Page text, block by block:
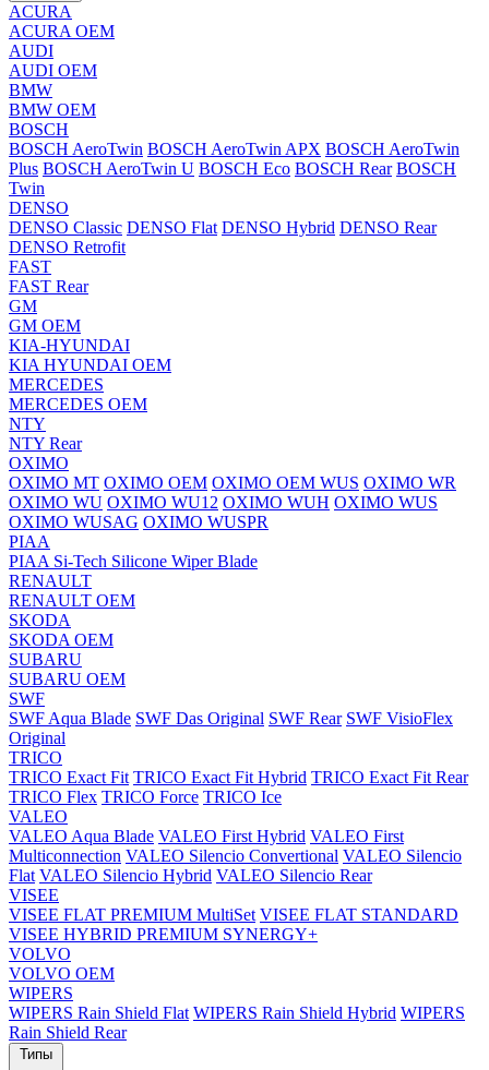
ACURA
ACURA OEM
AUDI
AUDI OEM
BMW
BMW OEM
BOSCH
BOSCH AeroTwin BOSCH AeroTwin APX BOSCH AeroTwin
Plus BOSCH AeroTwin U BOSCH Eco BOSCH Rear BOSCH
Twin
DENSO
DENSO Classic DENSO Flat DENSO Hybrid DENSO Rear
DENSO Retrofit
FAST
FAST Rear
GM
GM OEM
KIA-HYUNDAI
KIA HYUNDAI OEM
MERCEDES
MERCEDES OEM
NTY
NTY Rear
OXIMO
OXIMO MT OXIMO OEM OXIMO OEM WUS OXIMO WR
OXIMO WU OXIMO WU12 OXIMO WUH OXIMO WUS
OXIMO WUSAG OXIMO WUSPR
PIAA
PIAA Si-Tech Silicone Wiper Blade
RENAULT
RENAULT OEM
SKODA
SKODA OEM
SUBARU
SUBARU OEM
SWF
SWF Aqua Blade SWF Das Original SWF Rear SWF VisioFlex
Original
TRICO
TRICO Exact Fit TRICO Exact Fit Hybrid TRICO Exact Fit Rear
TRICO Flex TRICO Force TRICO Ice
VALEO
VALEO Aqua Blade VALEO First Hybrid VALEO First
Multiconnection VALEO Silencio Convertional VALEO Silencio
Flat VALEO Silencio Hybrid VALEO Silencio Rear
VISEE
VISEE FLAT PREMIUM MultiSet VISEE FLAT STANDARD
VISEE HYBRID PREMIUM SYNERGY+
VOLVO
VOLVO OEM
WIPERS
WIPERS Rain Shield Flat WIPERS Rain Shield Hybrid WIPERS
Rain Shield Rear
Типы